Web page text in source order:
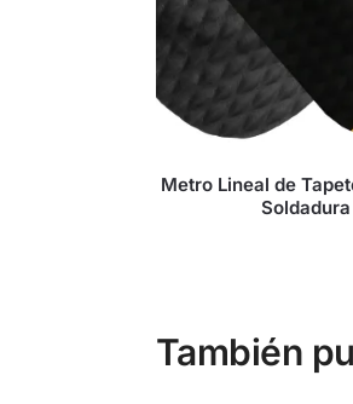
Metro Lineal de
Soldadura
También